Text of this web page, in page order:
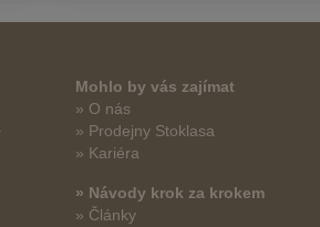
Mohlo by vás zajímat
» O nás
» Prodejny Stoklasa
» Kariéra
» Návody krok za krokem
» Články